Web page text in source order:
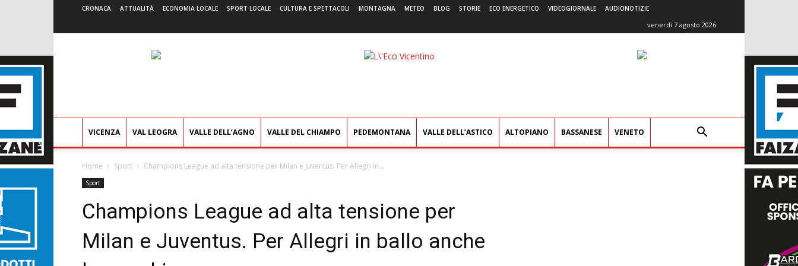
CRONACA ATTUALITÀ ECONOMIA LOCALE SPORT LOCALE CULTURA E SPETTACOLI MONTAGNA METEO BLOG STORIE ECO ENERGETICO VIDEOGIORNALE AUDIONOTIZIE
venerdì 7 agosto 2026
L'Eco
VICENZA VAL LEOGRA VALLE DELL’AGNO VALLE DEL CHIAMPO PEDEMONTANA VALLE DELL’ASTICO ALTOPIANO BASSANESE VENETO
Home Sport Champions League ad alta tensione per Milan e Juventus. Per Allegri in...
Sport
Champions League ad alta tensione per
Milan e Juventus. Per Allegri in ballo anche